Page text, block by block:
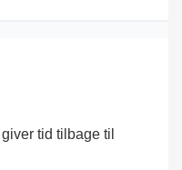
tid tilbage til